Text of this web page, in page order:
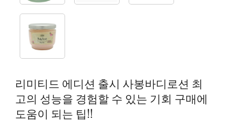
리미티드 에디션 출시 사봉바디로션 최
고의 성능을 경험할 수 있는 기회 구매에
도움이 되는 팁!!